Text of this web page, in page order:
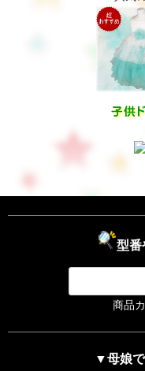
型番
商品
▼母娘